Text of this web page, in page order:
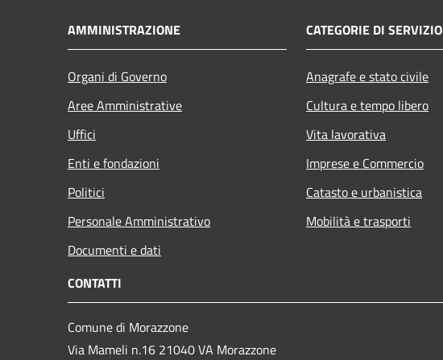
AMMINISTRAZIONE
Organi di Governo
Aree Amministrative
Uffici
Enti e fondazioni
Politici
Personale Amministrativo
Documenti e dati
CATEGORIE DI SERVIZIO
Anagrafe e stato civile
Cultura e tempo libero
Vita lavorativa
Imprese e Commercio
Catasto e urbanistica
Mobilità e trasporti
CONTATTI
Comune di Morazzone
Via Mameli n.16 21040 VA Morazzone